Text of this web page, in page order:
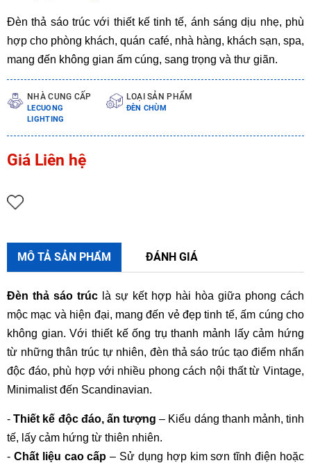
Đèn thả sáo trúc với thiết kế tinh tế, ánh sáng dịu nhẹ, phù
hợp cho phòng khách, quán café, nhà hàng, khách sạn, spa,
mang đến không gian ấm cúng, sang trọng và thư giãn.
NHÀ CUNG CẤP
LECUONG
LIGHTING
LOẠI SẢN PHẨM
ĐÈN CHÙM
Giá Liên hệ
MÔ TẢ SẢN PHẨM ĐÁNH GIÁ
Đèn thả sáo trúc là sự kết hợp hài hòa giữa phong cách
mộc mạc và hiện đại, mang đến vẻ đẹp tinh tế, ấm cúng cho
không gian. Với thiết kế ống trụ thanh mảnh lấy cảm hứng
từ những thân trúc tự nhiên, đèn thả sáo trúc tạo điểm nhấn
độc đáo, phù hợp với nhiều phong cách nội thất từ Vintage,
Minimalist đến Scandinavian.
-Thiết kế độc đáo, ấn tượng – Kiểu dáng thanh mảnh, tinh
tế, lấy cảm hứng từ thiên nhiên.
- Chất liệu cao cấp – Sử dụng hợp kim sơn tĩnh điện hoặc